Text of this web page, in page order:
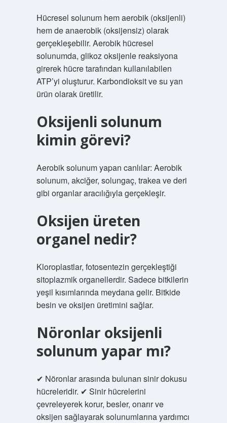
Hücresel solunum hem aerobik (oksijenli)
hem de anaerobik (oksijensiz) olarak
gerçekleşebilir. Aerobik hücresel
solunumda, glikoz oksijenle reaksiyona
girerek hücre tarafından kullanılabilen
ATP’yi oluşturur. Karbondioksit ve su yan
ürün olarak üretilir.
Oksijenli solunum
kimin görevi?
Aerobik solunum yapan canlılar: Aerobik
solunum, akciğer, solungaç, trakea ve deri
gibi organlar aracılığıyla gerçekleşir.
Oksijen üreten
organel nedir?
Kloroplastlar, fotosentezin gerçekleştiği
sitoplazmik organellerdir. Sadece bitkilerin
yeşil kısımlarında meydana gelir. Bitkide
besin ve oksijen üretimini sağlar.
Nöronlar oksijenli
solunum yapar mı?
✔ Nöronlar arasında bulunan sinir dokusu
hücreleridir. ✔ Sinir hücrelerini
çevreleyerek korur, besler, onarır ve
oksijen sağlayarak solunumlarına yardımcı